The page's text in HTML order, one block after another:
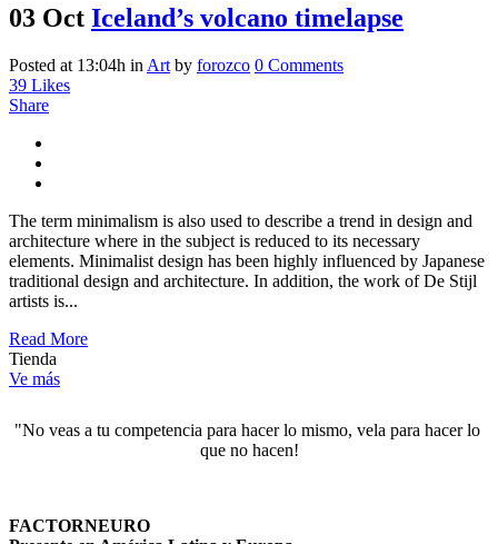
03 Oct Iceland’s volcano timelapse
Posted at 13:04h in Art by forozco 0 Comments
39 Likes
Share
The term minimalism is also used to describe a trend in design and
architecture where in the subject is reduced to its necessary
elements. Minimalist design has been highly influenced by Japanese
traditional design and architecture. In addition, the work of De Stijl
artists is...
Read More
Tienda
Ve más
"No veas a tu competencia para hacer lo mismo, vela para hacer lo
que no hacen!
FACTORNEURO